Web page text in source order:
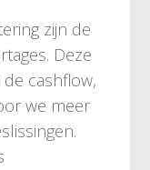
zijn de
Deze
cashflow,
we meer